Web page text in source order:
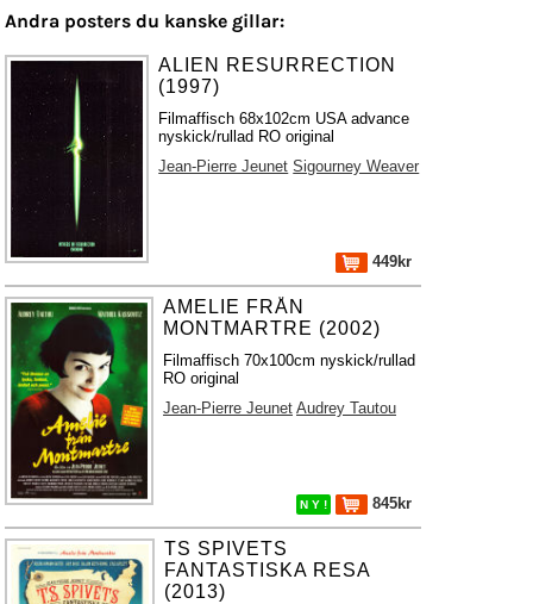
Andra posters du kanske gillar:
ALIEN RESURRECTION
(1997)
Filmaffisch 68x102cm USA advance
nyskick/rullad RO original
Jean-Pierre Jeunet Sigourney Weaver
449kr
AMELIE FRÅN
MONTMARTRE (2002)
Filmaffisch 70x100cm nyskick/rullad
RO original
Jean-Pierre Jeunet Audrey Tautou
N Y ! 845kr
TS SPIVETS
FANTASTISKA RESA
(2013)